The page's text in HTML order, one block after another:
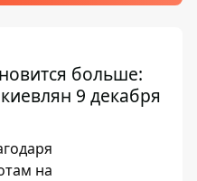
больше:
9 декабря
на